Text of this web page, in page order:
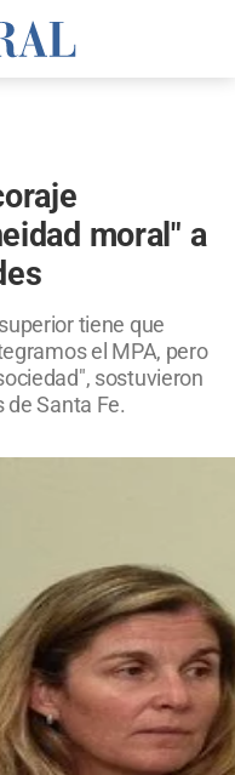
moral" a
tiene que
el MPA, pero
sostuvieron
de Santa Fe.